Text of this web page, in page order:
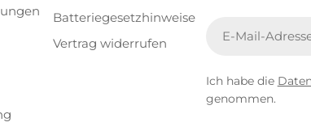
Batteriegesetzhinweise
Vertrag widerrufen
Mail
Ich habe die
genommen.